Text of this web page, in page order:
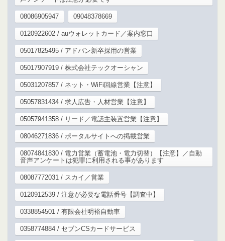
08086905947 09048378669
0120922602 / auウォレットカード／案内窓口
05017825495 / アドバン新卒採用の営業
05017907919 / 株式会社テックオーシャン
05031207857 / ネット・WiFi回線営業【注意】
05057831434 / 求人広告・人材営業【注意】
05057941358 / リード／電話主装置営業【注意】
08046271836 / ポータルサイトへの掲載営業
08074841830 / 電力営業（蓄電池・電力切替）【注意】／自動
音声アンケートは犯罪に利用される事があります
08087772031 / スカイ／営業
0120912539 / 注意が必要な電話番号【調査中】
0338854501 / 有限会社明裕自動車
0358774884 / セブンCSカードサービス